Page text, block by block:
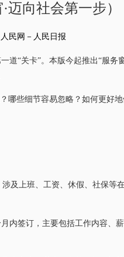
向社会第一步）
人民网－人民日报
“关卡”。本版今起推出“服务
些细节容易忽略？如何更好地
及上班、工资、休假、社保等
签订，主要包括工作内容、